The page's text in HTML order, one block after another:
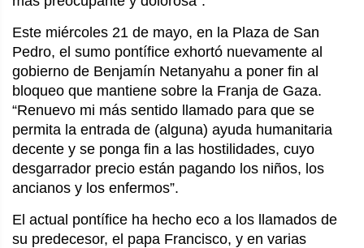
Este miércoles 21 de mayo, en la Plaza de San
Pedro, el sumo pontífice exhortó nuevamente al
gobierno de Benjamín Netanyahu a poner fin al
bloqueo que mantiene sobre la Franja de Gaza.
“Renuevo mi más sentido llamado para que se
permita la entrada de (alguna) ayuda humanitaria
decente y se ponga fin a las hostilidades, cuyo
desgarrador precio están pagando los niños, los
ancianos y los enfermos”.
El actual pontífice ha hecho eco a los llamados de
su predecesor, el papa Francisco, y en varias